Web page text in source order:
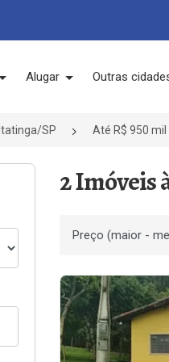
Alugar Outras
Itatinga/SP Até R$ 950 mil
2 Imóveis
Ordenar por